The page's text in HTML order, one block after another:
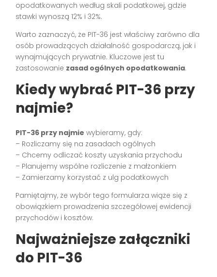
opodatkowanych według skali podatkowej, gdzie
stawki wynoszą 12% i 32%.
Warto zaznaczyć, że PIT-36 jest właściwy zarówno dla
osób prowadzących działalność gospodarczą, jak i
wynajmujących prywatnie. Kluczowe jest tu
zastosowanie zasad ogólnych opodatkowania.
Kiedy wybrać PIT-36 przy
najmie?
PIT-36 przy najmie wybieramy, gdy:
– Rozliczamy się na zasadach ogólnych
– Chcemy odliczać koszty uzyskania przychodu
– Planujemy wspólne rozliczenie z małżonkiem
– Zamierzamy korzystać z ulg podatkowych
Pamiętajmy, że wybór tego formularza wiąże się z
obowiązkiem prowadzenia szczegółowej ewidencji
przychodów i kosztów.
Najważniejsze załączniki
do PIT-36